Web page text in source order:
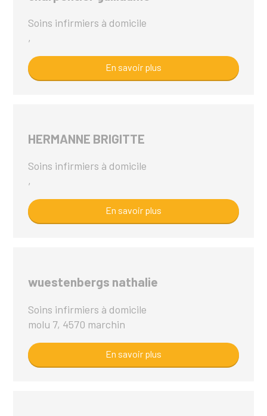
Soins infirmiers à domicile
,
En savoir plus
HERMANNE BRIGITTE
Soins infirmiers à domicile
,
En savoir plus
wuestenbergs nathalie
Soins infirmiers à domicile
molu 7, 4570 marchin
En savoir plus